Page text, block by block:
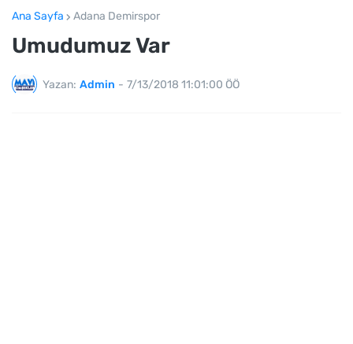
Ana Sayfa Adana Demirspor
Umudumuz Var
Yazan: Admin - 7/13/2018 11:01:00 ÖÖ